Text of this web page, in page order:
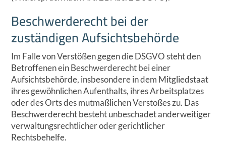
Beschwerde­recht bei der
zuständigen Aufsichts­behörde
Im Falle von Verstößen gegen die DSGVO steht den
Betroffenen ein Beschwerderecht bei einer
Aufsichtsbehörde, insbesondere in dem Mitgliedstaat
ihres gewöhnlichen Aufenthalts, ihres Arbeitsplatzes
oder des Orts des mutmaßlichen Verstoßes zu. Das
Beschwerderecht besteht unbeschadet anderweitiger
verwaltungsrechtlicher oder gerichtlicher
Rechtsbehelfe.